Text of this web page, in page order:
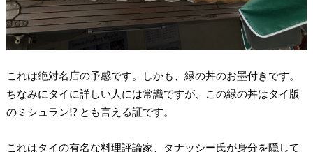
これは絶対名店の予感です。しかも、緑の丼のお墨付きです。
ちなみにタイに詳しい人には常識ですが、この緑の丼はタイ版
のミシュラン!? とも言える証です。
これはタイの有名な料理評論家、タナッシー氏が身分を隠して